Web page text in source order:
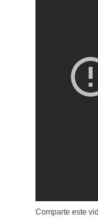
Comparte este